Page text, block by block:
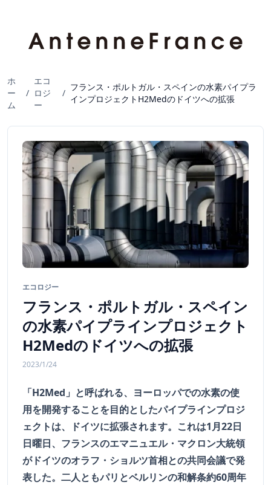
ホ
ー
ム
/
エコ
ロジ
ー
/
フランス・ポルトガル・スペインの水素パイプラ
インプロジェクトH2Medのドイツへの拡張
エコロジー
フランス・ポルトガル・スペイン
の水素パイプラインプロジェクト
H2Medのドイツへの拡張
2023/1/24
「H2Med」と呼ばれる、ヨーロッパでの水素の使
用を開発することを目的としたパイプラインプロジ
ェクトは、ドイツに拡張されます。これは1月22日
日曜日、フランスのエマニュエル・マクロン大統領
がドイツのオラフ・ショルツ首相との共同会議で発
表した。二人ともパリとベルリンの和解条約60周年